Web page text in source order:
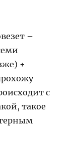
–
+
с
такое